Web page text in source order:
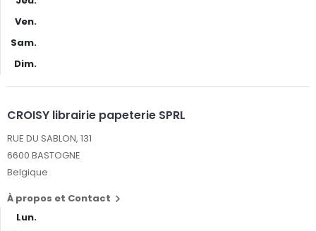
Ven.
Sam.
Dim.
CROISY librairie papeterie SPRL
RUE DU SABLON, 131
6600 BASTOGNE
Belgique
À propos et Contact 
Lun.